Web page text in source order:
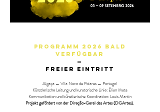
PROGRAMM 2026 BALD
VERFÜGBAR
—
Freier Eintritt
Algaça — Vila Nova de Poiares — Portugal
Künstlerische Leitung und kuratorische Linie: Élian Mata
Kommunikation und künstlerische Koordination: Louis Martin
Projekt gefördert von der Direção-Geral das Artes (DGArtes).